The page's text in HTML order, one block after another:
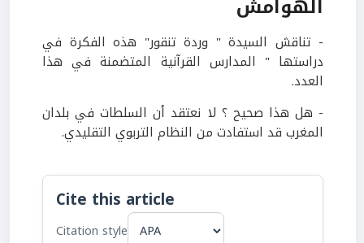
- تناقش السيدة " وردة تنقور" هذه الفكرة في
دراستها " المدارس القرآنية المتضمنة في هذا
العدد.
- هل هذا صحيح ؟ لا نعتقد أن السلطات في بلدان
المغرب قد استفادت من النظام التربوي التقليدي.
Cite this article
Citation style